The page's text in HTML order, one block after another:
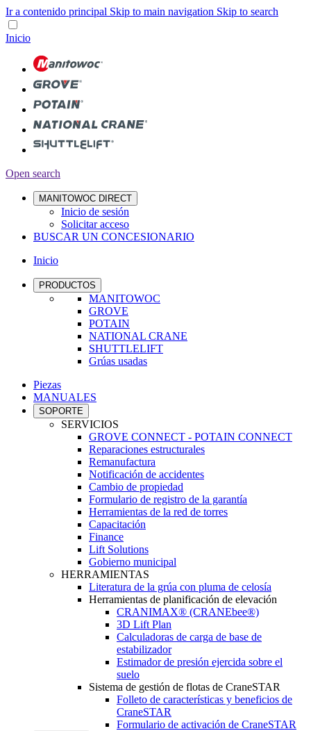
Ir a contenido principal Skip to main navigation Skip to search
Inicio
Open search
MANITOWOC DIRECT
Inicio de sesión
Solicitar acceso
BUSCAR UN CONCESIONARIO
Inicio
PRODUCTOS
MANITOWOC
GROVE
POTAIN
NATIONAL CRANE
SHUTTLELIFT
Grúas usadas
Piezas
MANUALES
SOPORTE
SERVICIOS
GROVE CONNECT - POTAIN CONNECT
Reparaciones estructurales
Remanufactura
Notificación de accidentes
Cambio de propiedad
Formulario de registro de la garantía
Herramientas de la red de torres
Capacitación
Finance
Lift Solutions
Gobierno municipal
HERRAMIENTAS
Literatura de la grúa con pluma de celosía
Herramientas de planificación de elevación
CRANIMAX® (CRANEbee®)
3D Lift Plan
Calculadoras de carga de base de
estabilizador
Estimador de presión ejercida sobre el
suelo
Sistema de gestión de flotas de CraneSTAR
Folleto de características y beneficios de
CraneSTAR
Formulario de activación de CraneSTAR